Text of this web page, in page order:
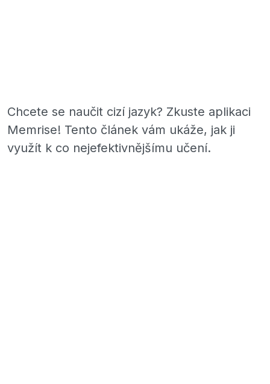
Chcete se naučit cizí jazyk? Zkuste aplikaci
Memrise! Tento článek vám ukáže, jak ji
využít k co nejefektivnějšímu učení.